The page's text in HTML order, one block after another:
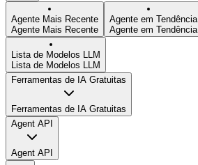
Agente Mais Recente
Agente Mais Recente
Agente em Tendência
Agente em Tendência
Lista de Modelos LLM
Lista de Modelos LLM
Ferramentas de IA Gratuitas
Ferramentas de IA Gratuitas
Agent API
Agent API